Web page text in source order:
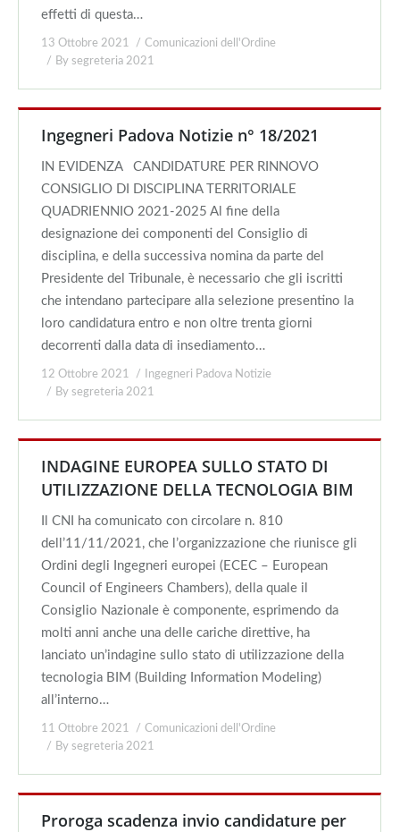
effetti di questa…
13 Ottobre 2021
Comunicazioni dell'Ordine
By segreteria 2021
Ingegneri Padova Notizie n° 18/2021
IN EVIDENZA CANDIDATURE PER RINNOVO
CONSIGLIO DI DISCIPLINA TERRITORIALE
QUADRIENNIO 2021-2025 Al fine della
designazione dei componenti del Consiglio di
disciplina, e della successiva nomina da parte del
Presidente del Tribunale, è necessario che gli iscritti
che intendano partecipare alla selezione presentino la
loro candidatura entro e non oltre trenta giorni
decorrenti dalla data di insediamento…
12 Ottobre 2021
Ingegneri Padova Notizie
By segreteria 2021
INDAGINE EUROPEA SULLO STATO DI
UTILIZZAZIONE DELLA TECNOLOGIA BIM
Il CNI ha comunicato con circolare n. 810
dell’11/11/2021, che l’organizzazione che riunisce gli
Ordini degli Ingegneri europei (ECEC – European
Council of Engineers Chambers), della quale il
Consiglio Nazionale è componente, esprimendo da
molti anni anche una delle cariche direttive, ha
lanciato un’indagine sullo stato di utilizzazione della
tecnologia BIM (Building Information Modeling)
all’interno…
11 Ottobre 2021
Comunicazioni dell'Ordine
By segreteria 2021
Proroga scadenza invio candidature per